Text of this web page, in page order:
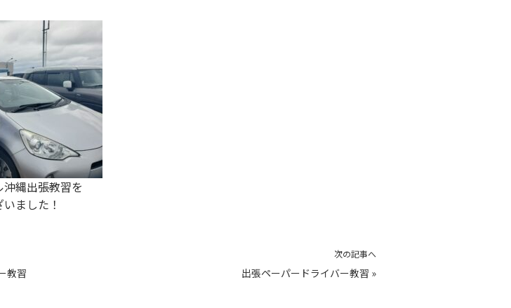
縄出張教習を
ました！
教習
次の記事へ
出張ペーパードライバー教習 »